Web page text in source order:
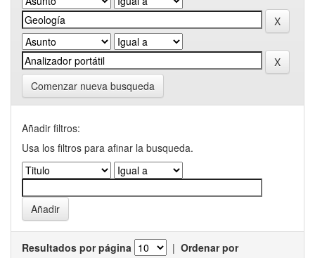
Comenzar nueva busqueda
Añadir filtros:
Usa los filtros para afinar la busqueda.
Resultados por página | Ordenar por